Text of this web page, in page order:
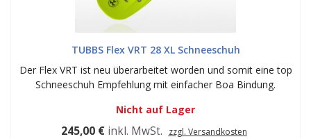
TUBBS Flex VRT 28 XL Schneeschuh
Der Flex VRT ist neu überarbeitet worden und somit eine top
Schneeschuh Empfehlung mit einfacher Boa Bindung.
Nicht auf Lager
245,00 € inkl. MwSt. zzgl. Versandkosten